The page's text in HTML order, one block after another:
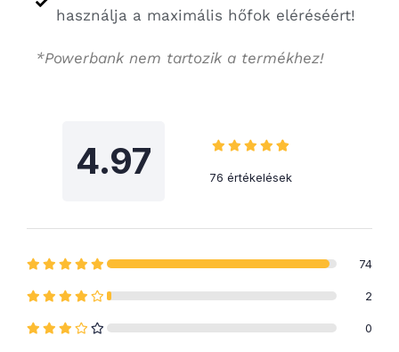
használja a maximális hőfok eléréséért!
*Powerbank nem tartozik a termékhez!
4.97 76 értékelések
74
2
0